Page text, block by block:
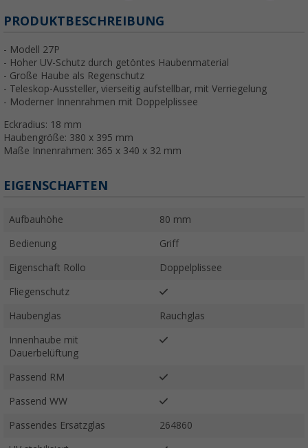
PRODUKTBESCHREIBUNG
- Modell 27P
- Hoher UV-Schutz durch getöntes Haubenmaterial
- Große Haube als Regenschutz
- Teleskop-Aussteller, vierseitig aufstellbar, mit Verriegelung
- Moderner Innenrahmen mit Doppelplissee
Eckradius: 18 mm
Haubengröße: 380 x 395 mm
Maße Innenrahmen: 365 x 340 x 32 mm
EIGENSCHAFTEN
Aufbauhöhe 80 mm
Bedienung Griff
Eigenschaft Rollo Doppelplissee
Fliegenschutz
Haubenglas Rauchglas
Innenhaube mit
Dauerbelüftung
Passend RM
Passend WW
Passendes Ersatzglas 264860